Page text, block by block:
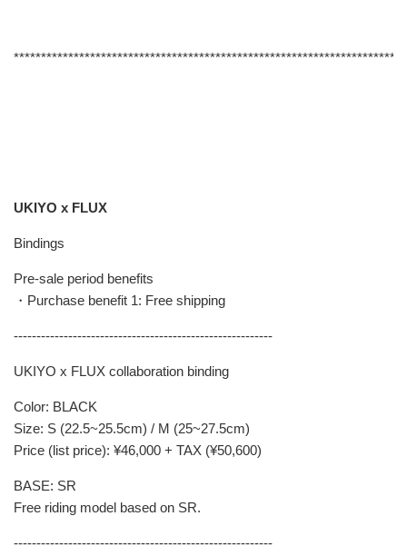
UKIYO x FLUX
Bindings
Pre-sale period benefits
・Purchase benefit 1: Free shipping
---------------------------------------------------------
UKIYO x FLUX collaboration binding
Color: BLACK
Size: S (22.5~25.5cm) / M (25~27.5cm)
Price (list price): ¥46,000 + TAX (¥50,600)
BASE: SR
Free riding model based on SR.
---------------------------------------------------------